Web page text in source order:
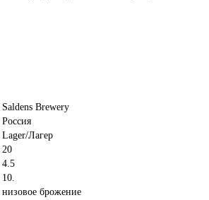
Saldens Brewery
Россия
Lager/Лагер
20
4.5
10.
низовое брожение